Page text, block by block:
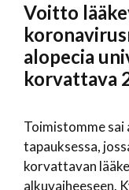
Voitto
alopecia
korvattava
Toimistomme sai
tapauksessa,
korvattavan
alkuvaiheeseen.